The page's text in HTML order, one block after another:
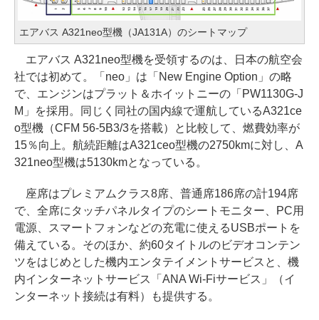
エアバス A321neo型機（JA131A）のシートマップ
エアバス A321neo型機を受領するのは、日本の航空会
社では初めて。「neo」は「New Engine Option」の略
で、エンジンはプラット＆ホイットニーの「PW1130G-J
M」を採用。同じく同社の国内線で運航しているA321ce
o型機（CFM 56-5B3/3を搭載）と比較して、燃費効率が
15％向上。航続距離はA321ceo型機の2750kmに対し、A
321neo型機は5130kmとなっている。
座席はプレミアムクラス8席、普通席186席の計194席
で、全席にタッチパネルタイプのシートモニター、PC用
電源、スマートフォンなどの充電に使えるUSBポートを
備えている。そのほか、約60タイトルのビデオコンテン
ツをはじめとした機内エンタテイメントサービスと、機
内インターネットサービス「ANA Wi-Fiサービス」（イ
ンターネット接続は有料）も提供する。